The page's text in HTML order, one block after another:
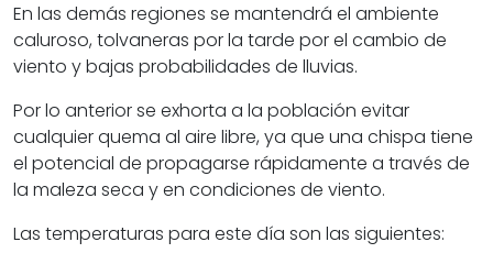
En las demás regiones se mantendrá el ambiente
caluroso, tolvaneras por la tarde por el cambio de
viento y bajas probabilidades de lluvias.
Por lo anterior se exhorta a la población evitar
cualquier quema al aire libre, ya que una chispa tiene
el potencial de propagarse rápidamente a través de
la maleza seca y en condiciones de viento.
Las temperaturas para este día son las siguientes: